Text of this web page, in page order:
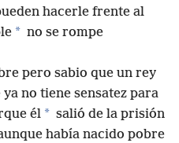
hacerle frente al
* no se rompe
pero sabio que un rey
ya no tiene sensatez para
él * salió de la prisión
había nacido pobre